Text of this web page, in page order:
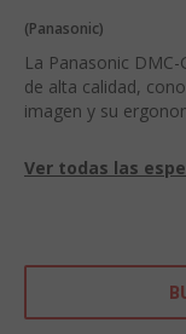
(Panasonic)
La Panasonic
de alta calidad,
imagen y su
La DMC-G2 ofrece
megapíxeles para
una amplia gama
Ver todas las